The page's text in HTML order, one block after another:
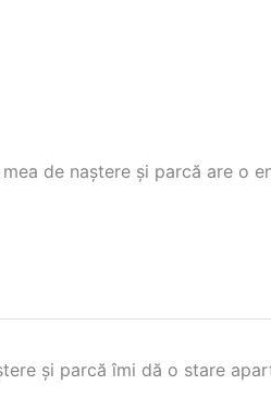
de naștere și parcă are o
și parcă îmi dă o stare